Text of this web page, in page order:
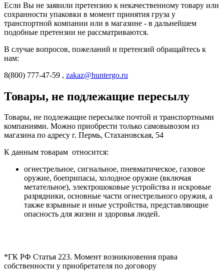
Если Вы не заявили претензию к некачественному товару или
сохранности упаковки в момент принятия груза у
транспортной компании или в магазине - в дальнейшем
подобные претензии не рассматриваются.
В случае вопросов, пожеланий и претензий обращайтесь к
нам:
8(800) 777-47-59 , zakaz@huntergo.ru
Товары, не подлежащие пересылу
Товары, не подлежащие пересылке почтой и транспортными
компаниями. Можно приобрести только самовывозом из
магазина по адресу г. Пермь, Стахановская, 54
К данным товарам относится:
огнестрельное, сигнальное, пневматическое, газовое
оружие, боеприпасы, холодное оружие (включая
метательное), электрошоковые устройства и искровые
разрядники, основные части огнестрельного оружия, а
также взрывные и иные устройства, представляющие
опасность для жизни и здоровья людей.
*ГК РФ Статья 223. Момент возникновения права
собственности у приобретателя по договору